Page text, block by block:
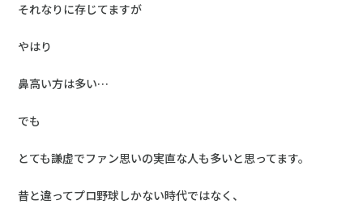
それなりに存じてますが
やはり
鼻高い方は多い…
でも
とても謙虚でファン思いの実直な人も多いと思ってます。
昔と違ってプロ野球しかない時代ではなく、